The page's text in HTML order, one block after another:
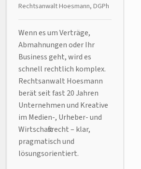
Rechtsanwalt Hoesmann, DGPh
Wenn es um Verträge,
Abmahnungen oder Ihr
Business geht, wird es
schnell rechtlich komplex.
Rechtsanwalt Hoesmann
berät seit fast 20 Jahren
Unternehmen und Kreative
im Medien-, Urheber- und
Wirtschaftsrecht – klar,
pragmatisch und
lösungsorientiert.